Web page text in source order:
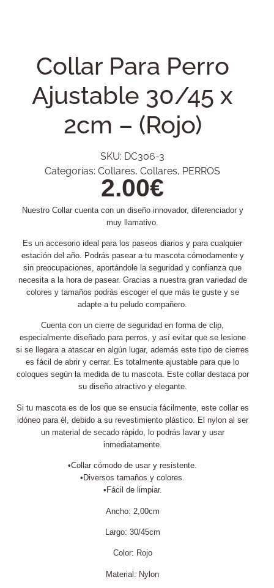
Collar Para Perro
Ajustable 30/45 x
2cm – (Rojo)
SKU: DC306-3
Categorías: Collares, Collares, PERROS
2.00€
Nuestro Collar cuenta con un diseño innovador, diferenciador y
muy llamativo.
Es un accesorio ideal para los paseos diarios y para cualquier
estación del año. Podrás pasear a tu mascota cómodamente y
sin preocupaciones, aportándole la seguridad y confianza que
necesita a la hora de pasear. Gracias a nuestra gran variedad de
colores y tamaños podrás escoger el que más te guste y se
adapte a tu peludo compañero.
Cuenta con un cierre de seguridad en forma de clip,
especialmente diseñado para perros, y así evitar que se lesione
si se llegara a atascar en algún lugar, además este tipo de cierres
es fácil de abrir y cerrar. Es totalmente ajustable para que lo
coloques según la medida de tu mascota. Este collar destaca por
su diseño atractivo y elegante.
Si tu mascota es de los que se ensucia fácilmente, este collar es
idóneo para él, debido a su revestimiento plástico. El nylon al ser
un material de secado rápido, lo podrás lavar y usar
inmediatamente.
•Collar cómodo de usar y resistente.
•Diversos tamaños y colores.
•Fácil de limpiar.
Ancho: 2,00cm
Largo: 30/45cm
Color: Rojo
Material: Nylon